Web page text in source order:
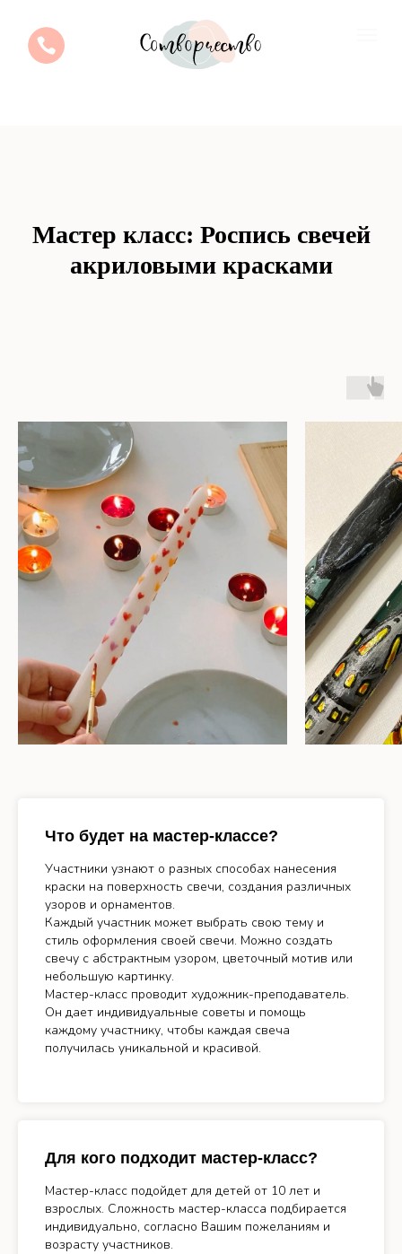
Мастер класс: Роспись свечей
акриловыми красками
Что будет на мастер-классе?
Участники узнают о разных способах нанесения
краски на поверхность свечи, создания различных
узоров и орнаментов.
Каждый участник может выбрать свою тему и
стиль оформления своей свечи. Можно создать
свечу с абстрактным узором, цветочный мотив или
небольшую картинку.
Мастер-класс проводит художник-преподаватель.
Он дает индивидуальные советы и помощь
каждому участнику, чтобы каждая свеча
получилась уникальной и красивой.
Для кого подходит мастер-класс?
Мастер-класс подойдет для детей от 10 лет и
взрослых. Сложность мастер-класса подбирается
индивидуально, согласно Вашим пожеланиям и
возрасту участников.